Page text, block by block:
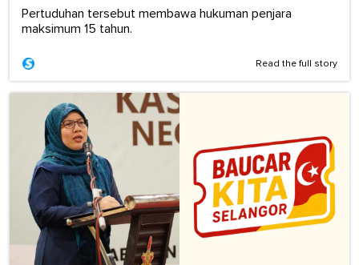
Pertuduhan tersebut membawa hukuman penjara
maksimum 15 tahun.
Read the full story